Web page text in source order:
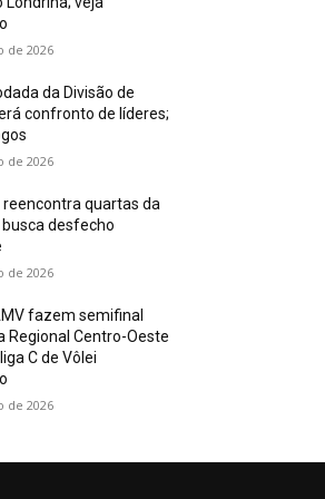
de 2026
da Divisão de
confronto de líderes;
de 2026
reencontra quartas da
busca desfecho
de 2026
fazem semifinal
Regional Centro-Oeste
C de Vôlei
de 2026